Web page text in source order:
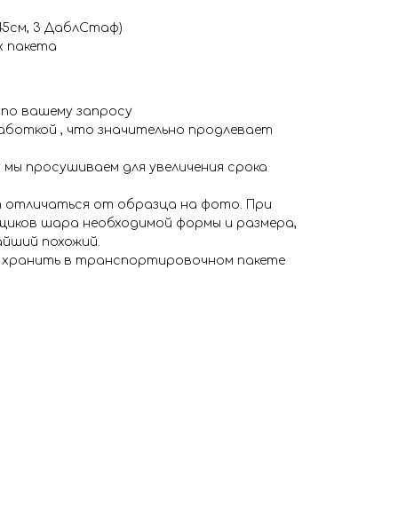
3 ДаблСтаф)
пакета
вашему запросу
, что значительно продлевает
просушиваем для увеличения срока
от образца на фото. При
шара необходимой формы и размера,
похожий.
хранить в транспортировочном пакете